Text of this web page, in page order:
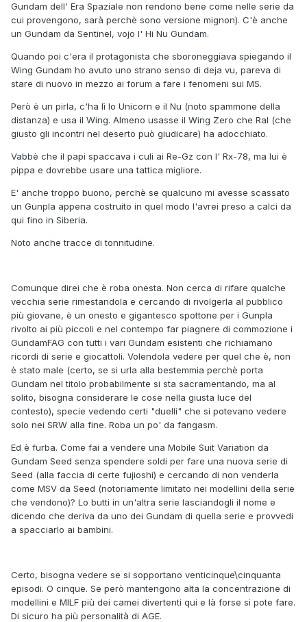
Gundam dell' Era Spaziale non rendono bene come nelle serie da
cui provengono, sarà perchè sono versione mignon). C'è anche
un Gundam da Sentinel, vojo l' Hi Nu Gundam.
Quando poi c'era il protagonista che sboroneggiava spiegando il
Wing Gundam ho avuto uno strano senso di deja vu, pareva di
stare di nuovo in mezzo ai forum a fare i fenomeni sui MS.
Però è un pirla, c'ha lì lo Unicorn e il Nu (noto spammone della
distanza) e usa il Wing. Almeno usasse il Wing Zero che Ral (che
giusto gli incontri nel deserto può giudicare) ha adocchiato.
Vabbè che il papi spaccava i culi ai Re-Gz con l' Rx-78, ma lui è
pippa e dovrebbe usare una tattica migliore.
E' anche troppo buono, perchè se qualcuno mi avesse scassato
un Gunpla appena costruito in quel modo l'avrei preso a calci da
qui fino in Siberia.
Noto anche tracce di tonnitudine.
Comunque direi che è roba onesta. Non cerca di rifare qualche
vecchia serie rimestandola e cercando di rivolgerla al pubblico
più giovane, è un onesto e gigantesco spottone per i Gunpla
rivolto ai più piccoli e nel contempo far piagnere di commozione i
GundamFAG con tutti i vari Gundam esistenti che richiamano
ricordi di serie e giocattoli. Volendola vedere per quel che è, non
è stato male (certo, se si urla alla bestemmia perchè porta
Gundam nel titolo probabilmente si sta sacramentando, ma al
solito, bisogna considerare le cose nella giusta luce del
contesto), specie vedendo certi "duelli" che si potevano vedere
solo nei SRW alla fine. Roba un po' da fangasm.
Ed è furba. Come fai a vendere una Mobile Suit Variation da
Gundam Seed senza spendere soldi per fare una nuova serie di
Seed (alla faccia di certe fujioshi) e cercando di non venderla
come MSV da Seed (notoriamente limitato nei modellini della serie
che vendono)? Lo butti in un'altra serie lasciandogli il nome e
dicendo che deriva da uno dei Gundam di quella serie e provvedi
a spacciarlo ai bambini.
Certo, bisogna vedere se si sopportano venticinque\cinquanta
episodi. O cinque. Se però mantengono alta la concentrazione di
modellini e MILF più dei camei divertenti qui e là forse si pote fare.
Di sicuro ha più personalità di AGE.